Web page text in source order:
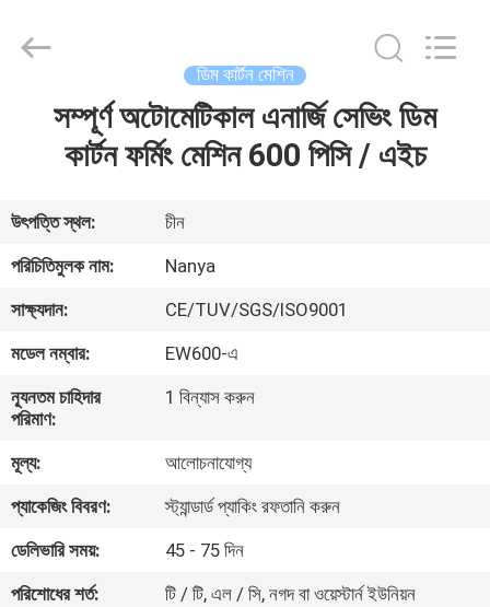
ভিডিও
VR
প্রদর্শন
আমাদের
সম্পর্কে
কারখানা
ভ্রমণ
Equipment
ডিম কার্টন মেশিন
সম্পূর্ণ অটোমেটিকাল এনার্জি সেভিং ডিম
কার্টন ফর্মিং মেশিন 600 পিসি / এইচ
উৎপত্তি স্থল:
চীন
পরিচিতিমুলক নাম:
Nanya
সাক্ষ্যদান:
CE/TUV/SGS/ISO9001
মডেল নম্বার:
EW600-এ
ন্যূনতম চাহিদার
পরিমাণ:
1 বিন্যাস করুন
মূল্য:
আলোচনাযোগ্য
প্যাকেজিং বিবরণ:
স্ট্যান্ডার্ড প্যাকিং রফতানি করুন
ডেলিভারি সময়:
45 - 75 দিন
পরিশোধের শর্ত:
টি / টি, এল / সি, নগদ বা ওয়েস্টার্ন ইউনিয়ন